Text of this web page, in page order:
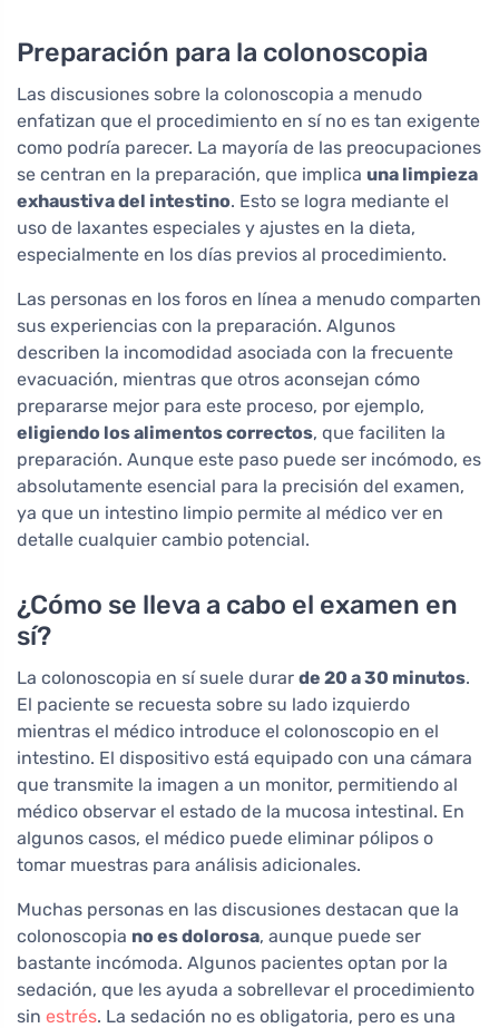
Preparación para la colonoscopia
Las discusiones sobre la colonoscopia a menudo
enfatizan que el procedimiento en sí no es tan exigente
como podría parecer. La mayoría de las preocupaciones
se centran en la preparación, que implica una limpieza
exhaustiva del intestino. Esto se logra mediante el
uso de laxantes especiales y ajustes en la dieta,
especialmente en los días previos al procedimiento.
Las personas en los foros en línea a menudo comparten
sus experiencias con la preparación. Algunos
describen la incomodidad asociada con la frecuente
evacuación, mientras que otros aconsejan cómo
prepararse mejor para este proceso, por ejemplo,
eligiendo los alimentos correctos, que faciliten la
preparación. Aunque este paso puede ser incómodo, es
absolutamente esencial para la precisión del examen,
ya que un intestino limpio permite al médico ver en
detalle cualquier cambio potencial.
¿Cómo se lleva a cabo el examen en
sí?
La colonoscopia en sí suele durar de 20 a 30 minutos.
El paciente se recuesta sobre su lado izquierdo
mientras el médico introduce el colonoscopio en el
intestino. El dispositivo está equipado con una cámara
que transmite la imagen a un monitor, permitiendo al
médico observar el estado de la mucosa intestinal. En
algunos casos, el médico puede eliminar pólipos o
tomar muestras para análisis adicionales.
Muchas personas en las discusiones destacan que la
colonoscopia no es dolorosa, aunque puede ser
bastante incómoda. Algunos pacientes optan por la
sedación, que les ayuda a sobrellevar el procedimiento
sin estrés. La sedación no es obligatoria, pero es una